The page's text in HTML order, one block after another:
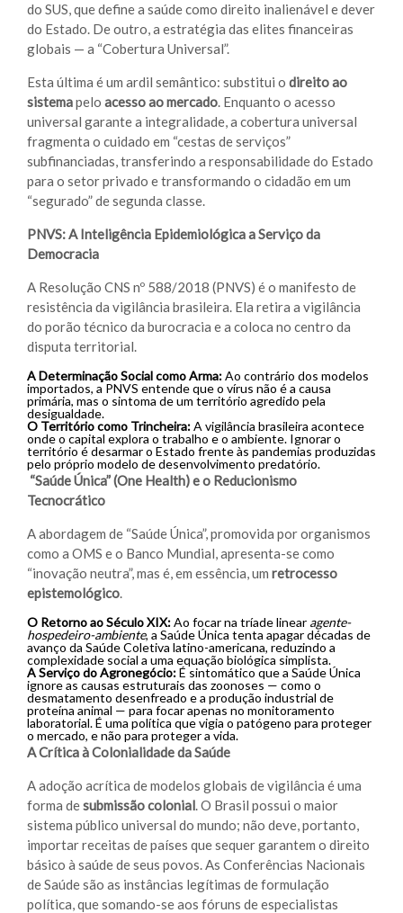
do SUS, que define a saúde como direito inalienável e dever
do Estado. De outro, a estratégia das elites financeiras
globais — a “Cobertura Universal”.
Esta última é um ardil semântico: substitui o direito ao
sistemapelo acesso ao mercado. Enquanto o acesso
universal garante a integralidade, a cobertura universal
fragmenta o cuidado em “cestas de serviços”
subfinanciadas, transferindo a responsabilidade do Estado
para o setor privado e transformando o cidadão em um
“segurado” de segunda classe.
PNVS: A Inteligência Epidemiológica a Serviço da
Democracia
A Resolução CNS nº 588/2018 (PNVS) é o manifesto de
resistência da vigilância brasileira. Ela retira a vigilância
do porão técnico da burocracia e a coloca no centro da
disputa territorial.
A Determinação Social como Arma:Ao contrário dos modelos
importados, a PNVS entende que o vírus não é a causa
primária, mas o sintoma de um território agredido pela
desigualdade.
O Território como Trincheira:A vigilância brasileira acontece
onde o capital explora o trabalho e o ambiente. Ignorar o
território é desarmar o Estado frente às pandemias produzidas
pelo próprio modelo de desenvolvimento predatório.
“Saúde Única” (One Health) e o Reducionismo
Tecnocrático
A abordagem de “Saúde Única”, promovida por organismos
como a OMS e o Banco Mundial, apresenta-se como
“inovação neutra”, mas é, em essência, um retrocesso
epistemológico.
O Retorno ao Século XIX:Ao focar na tríade linear agente-
hospedeiro-ambiente, a Saúde Única tenta apagar décadas de
avanço da Saúde Coletiva latino-americana, reduzindo a
complexidade social a uma equação biológica simplista.
A Serviço do Agronegócio:É sintomático que a Saúde Única
ignore as causas estruturais das zoonoses — como o
desmatamento desenfreado e a produção industrial de
proteína animal — para focar apenas no monitoramento
laboratorial. É uma política que vigia o patógeno para proteger
o mercado, e não para proteger a vida.
A Crítica à Colonialidade da Saúde
A adoção acrítica de modelos globais de vigilância é uma
forma desubmissão colonial. O Brasil possui o maior
sistema público universal do mundo; não deve, portanto,
importar receitas de países que sequer garantem o direito
básico à saúde de seus povos. As Conferências Nacionais
de Saúde são as instâncias legítimas de formulação
política, que somando-se aos fóruns de especialistas